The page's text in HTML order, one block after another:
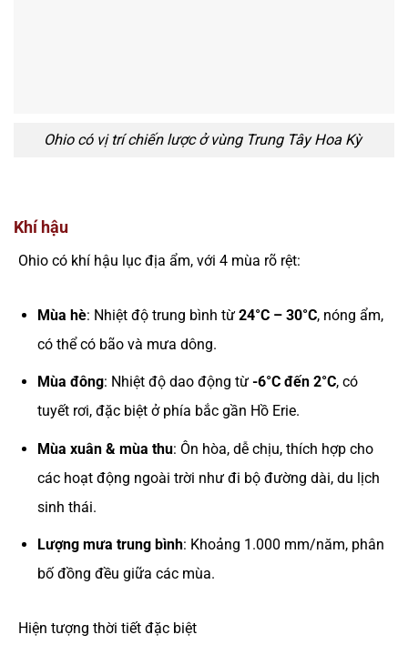
Ohio có vị trí chiến lược ở vùng Trung Tây Hoa Kỳ
Khí hậu
Ohio có khí hậu lục địa ẩm, với 4 mùa rõ rệt:
Mùa hè: Nhiệt độ trung bình từ 24°C – 30°C, nóng ẩm,
có thể có bão và mưa dông.
Mùa đông: Nhiệt độ dao động từ -6°C đến 2°C, có
tuyết rơi, đặc biệt ở phía bắc gần Hồ Erie.
Mùa xuân & mùa thu: Ôn hòa, dễ chịu, thích hợp cho
các hoạt động ngoài trời như đi bộ đường dài, du lịch
sinh thái.
Lượng mưa trung bình: Khoảng 1.000 mm/năm, phân
bố đồng đều giữa các mùa.
Hiện tượng thời tiết đặc biệt